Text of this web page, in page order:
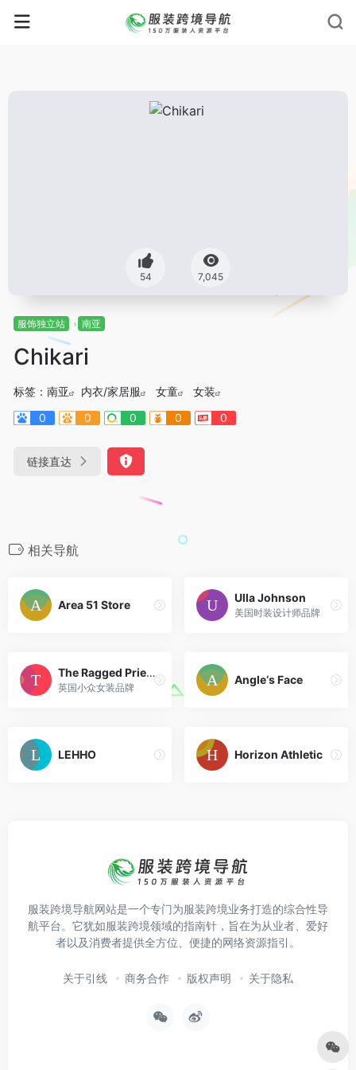
54 7,045
服饰独立站 南亚
Chikari
标签： 南亚 内衣/家居服 女童
女装
0
0 0 0 0
链接直达
相关导航
Area 51 Store
Ulla Johnson
美国时装设计师品牌
The Ragged Priest
英国小众女装品牌
Angle‘s Face
LEHHO Horizon Athletic
服装跨境导航网站是一个专门为服装跨境业务打造的综合性导
航平台。它犹如服装跨境领域的指南针，旨在为从业者、爱好
者以及消费者提供全方位、便捷的网络资源指引。
关于引线 商务合作 版权声明 关于隐私